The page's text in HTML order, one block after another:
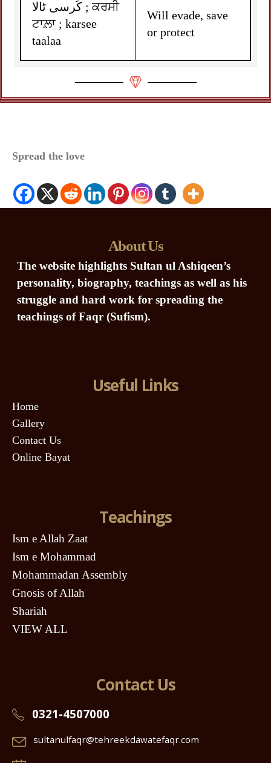
کَرسی ٹالا ; ਕਰਸੀ
ਟਾਲ਼ਾ ; karsee
taalaa
Will evade, save
or protect
Spread the love
About Us
The website highlights Sultan ul Ashiqeen’s
personality, biography, teachings as well as his
struggle and hard work for spreading the
teachings of Faqr (Sufism).
Useful Links
Home
Gallery
Contact Us
Online Bayat
Teachings
Ism e Allah Zaat
Ism e Mohammad
Mohammadan Assembly
Gnosis of Allah
Shariah
VIEW ALL
Contact Us
0321-4507000
sultanulfaqr@tehreekdawatefaqr.com